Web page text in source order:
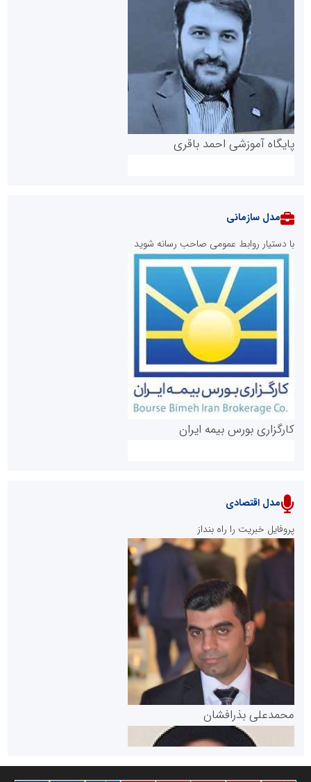
پایگاه آموزشی احمد باقری
روابط عمومی خبرگزاری گزارش خبر
پایگاه خبری نهضت ملی مسکن
پایگاه خبری گفتمان یزد
مدل سازمانی
با دستیار روابط عمومی صاحب رسانه شوید
کارگزاری بورس بیمه ایران
سازمان بورس و اوراق بهادار
مرجع اخبار موثق در بازارسرمایه
مدل اقتصادی
پروفایل خبریت را راه بنداز
محمدعلی بذرافشان